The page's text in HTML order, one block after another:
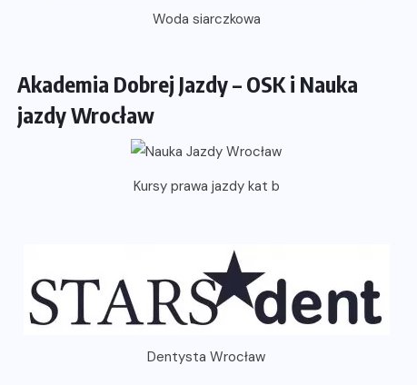
Woda siarczkowa
Akademia Dobrej Jazdy – OSK i Nauka
jazdy Wrocław
Kursy prawa jazdy kat b
Dentysta Wrocław